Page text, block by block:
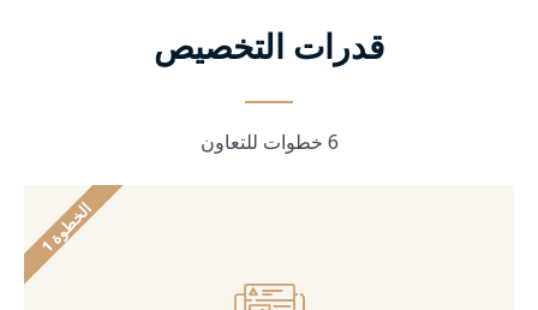
قدرات التخصيص
6 خطوات للتعاون
ا
ل
خ
ط
و
ة
1